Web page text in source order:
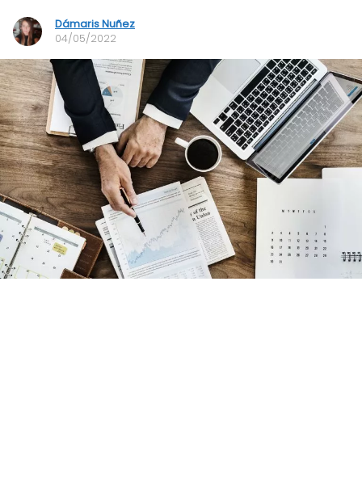
Dámaris Nuñez
04/05/2022